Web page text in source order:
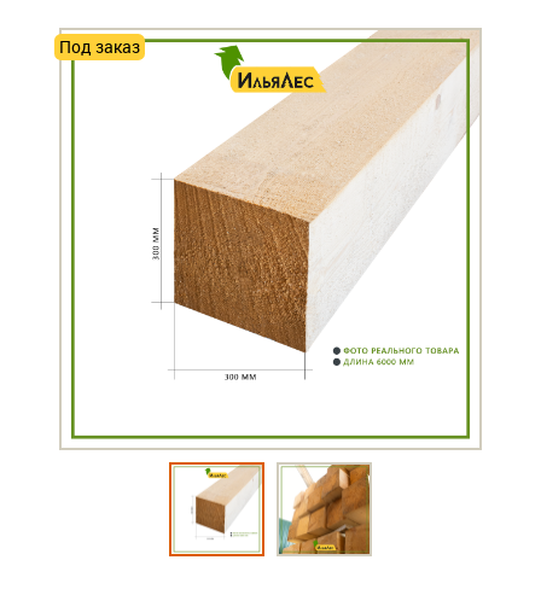
Под заказ